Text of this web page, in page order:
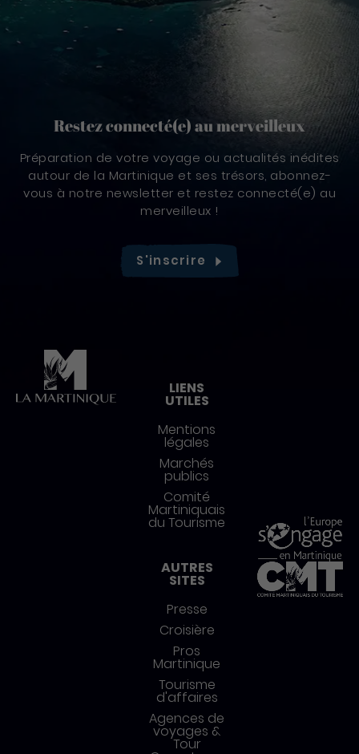
Restez connecté(e) au merveilleux
Préparation de votre voyage ou actualités inédites
autour de la Martinique et ses trésors, abonnez-
vous à notre newsletter et restez connecté(e) au
merveilleux !
S'inscrire
LIENS
UTILES
Mentions
légales
Marchés
publics
Comité
Martiniquais
du Tourisme
AUTRES
SITES
Presse
Croisière
Pros
Martinique
Tourisme
d'affaires
Agences de
voyages &
Tour